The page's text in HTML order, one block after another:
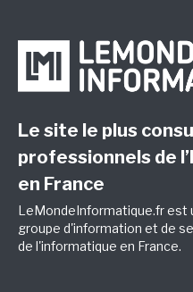
Le site le plus
professionnels de
en France
LeMondeInformatique.fr est
groupe d'information et de
de l'informatique en France.